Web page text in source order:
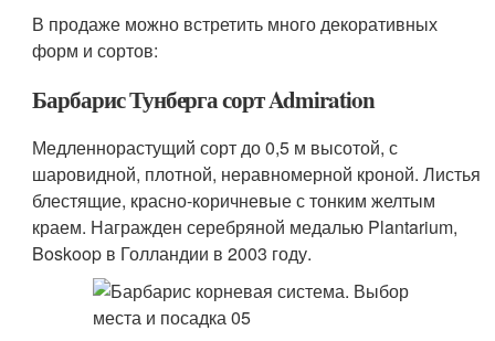
В продаже можно встретить много декоративных
форм и сортов:
Барбарис Тунберга сорт Admiration
Медленнорастущий сорт до 0,5 м высотой, с
шаровидной, плотной, неравномерной кроной. Листья
блестящие, красно-коричневые с тонким желтым
краем. Награжден серебряной медалью Plantarium,
Boskoop в Голландии в 2003 году.